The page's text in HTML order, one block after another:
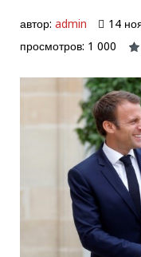
автор: admin 14
просмотров: 1 000